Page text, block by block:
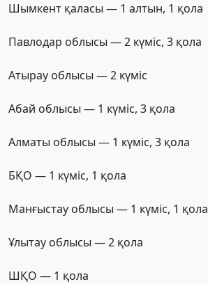
Шымкент қаласы — 1 алтын, 1 қола
Павлодар облысы — 2 күміс, 3 қола
Атырау облысы — 2 күміс
Абай облысы — 1 күміс, 3 қола
Алматы облысы — 1 күміс, 3 қола
БҚО — 1 күміс, 1 қола
Манғыстау облысы — 1 күміс, 1 қола
Ұлытау облысы — 2 қола
ШҚО — 1 қола